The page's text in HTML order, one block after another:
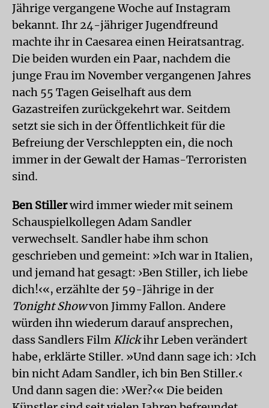
Jährige vergangene Woche auf Instagram
bekannt. Ihr 24-jähriger Jugendfreund
machte ihr in Caesarea einen Heiratsantrag.
Die beiden wurden ein Paar, nachdem die
junge Frau im November vergangenen Jahres
nach 55 Tagen Geiselhaft aus dem
Gazastreifen zurückgekehrt war. Seitdem
setzt sie sich in der Öffentlichkeit für die
Befreiung der Verschleppten ein, die noch
immer in der Gewalt der Hamas-Terroristen
sind.
Ben Stillerwird immer wieder mit seinem
Schauspielkollegen Adam Sandler
verwechselt. Sandler habe ihm schon
geschrieben und gemeint: »Ich war in Italien,
und jemand hat gesagt: ›Ben Stiller, ich liebe
dich!‹«, erzählte der 59-Jährige in der
Tonight Showvon Jimmy Fallon. Andere
würden ihn wiederum darauf ansprechen,
dass Sandlers Film Klickihr Leben verändert
habe, erklärte Stiller. »Und dann sage ich: ›Ich
bin nicht Adam Sandler, ich bin Ben Stiller.‹
Und dann sagen die: ›Wer?‹« Die beiden